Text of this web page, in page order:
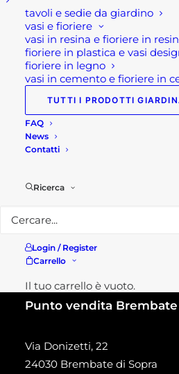
tavoli e sedie da giardino
vasi e fioriere
vasi in resina e fioriere in
fioriere in plastica e vasi
fioriere in legno
vasi in cemento e fioriere in
TUTTI I PRODOTTI
FAQ
News
Contatti
Ricerca
Login / Register
Carrello
Il tuo carrello è vuoto.
Via Manzoni, 120
24036 Ponte San Pietro (BG)
Telefono: 035 617139
Email:
Orari apertura
Dal lunedì al venerdì 7/12 – 13/19
Sabato 7/12
Punto vendita Brembate
Via Donizetti, 22
24030 Brembate di Sopra